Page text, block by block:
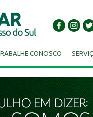
CONOSCO